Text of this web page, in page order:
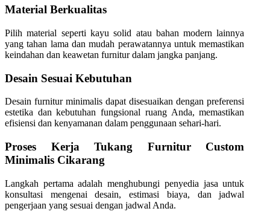
Material Berkualitas
Pilih material seperti kayu solid atau bahan modern lainnya
yang tahan lama dan mudah perawatannya untuk memastikan
keindahan dan keawetan furnitur dalam jangka panjang.
Desain Sesuai Kebutuhan
Desain furnitur minimalis dapat disesuaikan dengan preferensi
estetika dan kebutuhan fungsional ruang Anda, memastikan
efisiensi dan kenyamanan dalam penggunaan sehari-hari.
Proses Kerja Tukang Furnitur Custom
Minimalis Cikarang
Langkah pertama adalah menghubungi penyedia jasa untuk
konsultasi mengenai desain, estimasi biaya, dan jadwal
pengerjaan yang sesuai dengan jadwal Anda.